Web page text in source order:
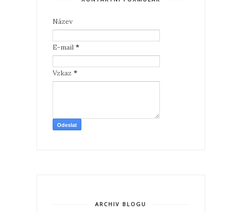
Název
E-mail *
Vzkaz *
ARCHIV BLOGU